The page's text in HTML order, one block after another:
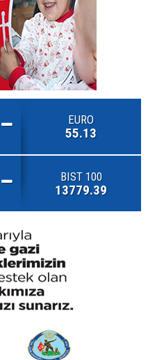
EURO
55.13
BIST 100
13779.39